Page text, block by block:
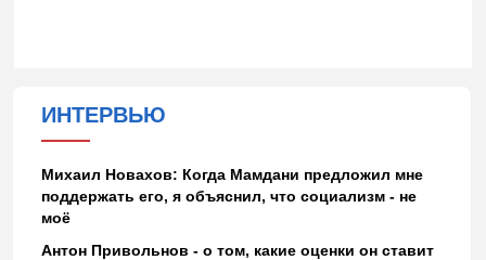
ИНТЕРВЬЮ
Михаил Новахов: Когда Мамдани предложил мне
поддержать его, я объяснил, что социализм - не
моё
Антон Привольнов - о том, какие оценки он ставит